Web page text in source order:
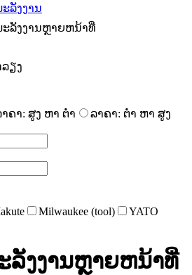
ລັງ​ງານ​
ະລັງງານຫຼາຍຫນ້າທີ່
ຽງ
ຄາ: ສູງ ຫາ ຕໍ່າ
ລາຄາ: ຕໍ່າ ຫາ ສູງ
Milwaukee (tool) YATO
ລັງງານຫຼາຍຫນ້າທີ່